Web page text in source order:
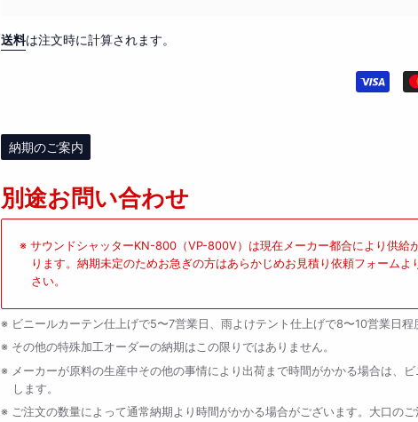
ャ
タ
ー
リ
ン
（VB-
072KN）
ャ
リ
ン
（VB-
072KN）
送料は注文時に計算されます。
納期のご案内
別途お問い合わせ
サウンドシャッターKN-800（VP-800V）は現在メーカー都合により供給
ります。納期未定のためお急ぎの方はあらかじめお見積り依頼フォームよ
さい。
ビニールカーテン仕上げで5〜7営業日、雨よけテント仕上げで8〜10営業日程
その他の特殊加工オーダーの納期はこの限りではありません。
メーカーが原料の生産中その他の事情により出荷まで時間がかかる場合は、
します。
ご注文の数量によって通常納期より時間がかかる場合がございます。大口の